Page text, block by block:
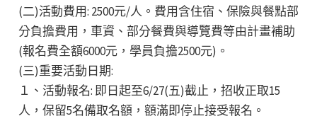
(二)活動費用: 2500元/人。費用含住宿、保險與餐點部
分負擔費用，車資、部分餐費與導覽費等由計畫補助
(報名費全額6000元，學員負擔2500元)。
(三)重要活動日期:
１、活動報名: 即日起至6/27(五)截止，招收正取15
人，保留5名備取名額，額滿即停止接受報名。